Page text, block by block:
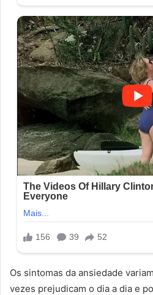
Os sintomas da ansiedade
vezes prejudicam o dia a dia e